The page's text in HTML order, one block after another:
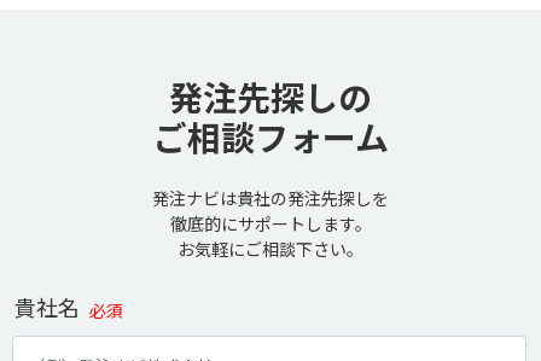
発注先探しの
ご相談フォーム
発注ナビは貴社の発注先探しを
徹底的にサポートします。
お気軽にご相談下さい。
貴社名 必須